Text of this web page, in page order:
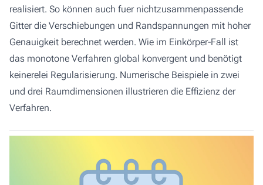
realisiert. So können auch fuer nichtzusammenpassende
Gitter die Verschiebungen und Randspannungen mit hoher
Genauigkeit berechnet werden. Wie im Einkörper-Fall ist
das monotone Verfahren global konvergent und benötigt
keinerelei Regularisierung. Numerische Beispiele in zwei
und drei Raumdimensionen illustrieren die Effizienz der
Verfahren.